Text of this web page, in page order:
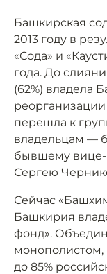
Башкирская
2013 году в
«Сода» и
года. До
(62%) владела
перешла к
владельцам —
бывшему вице-
Сергею
Сейчас
Башкирия
фонд».
монополистом,
до 85%